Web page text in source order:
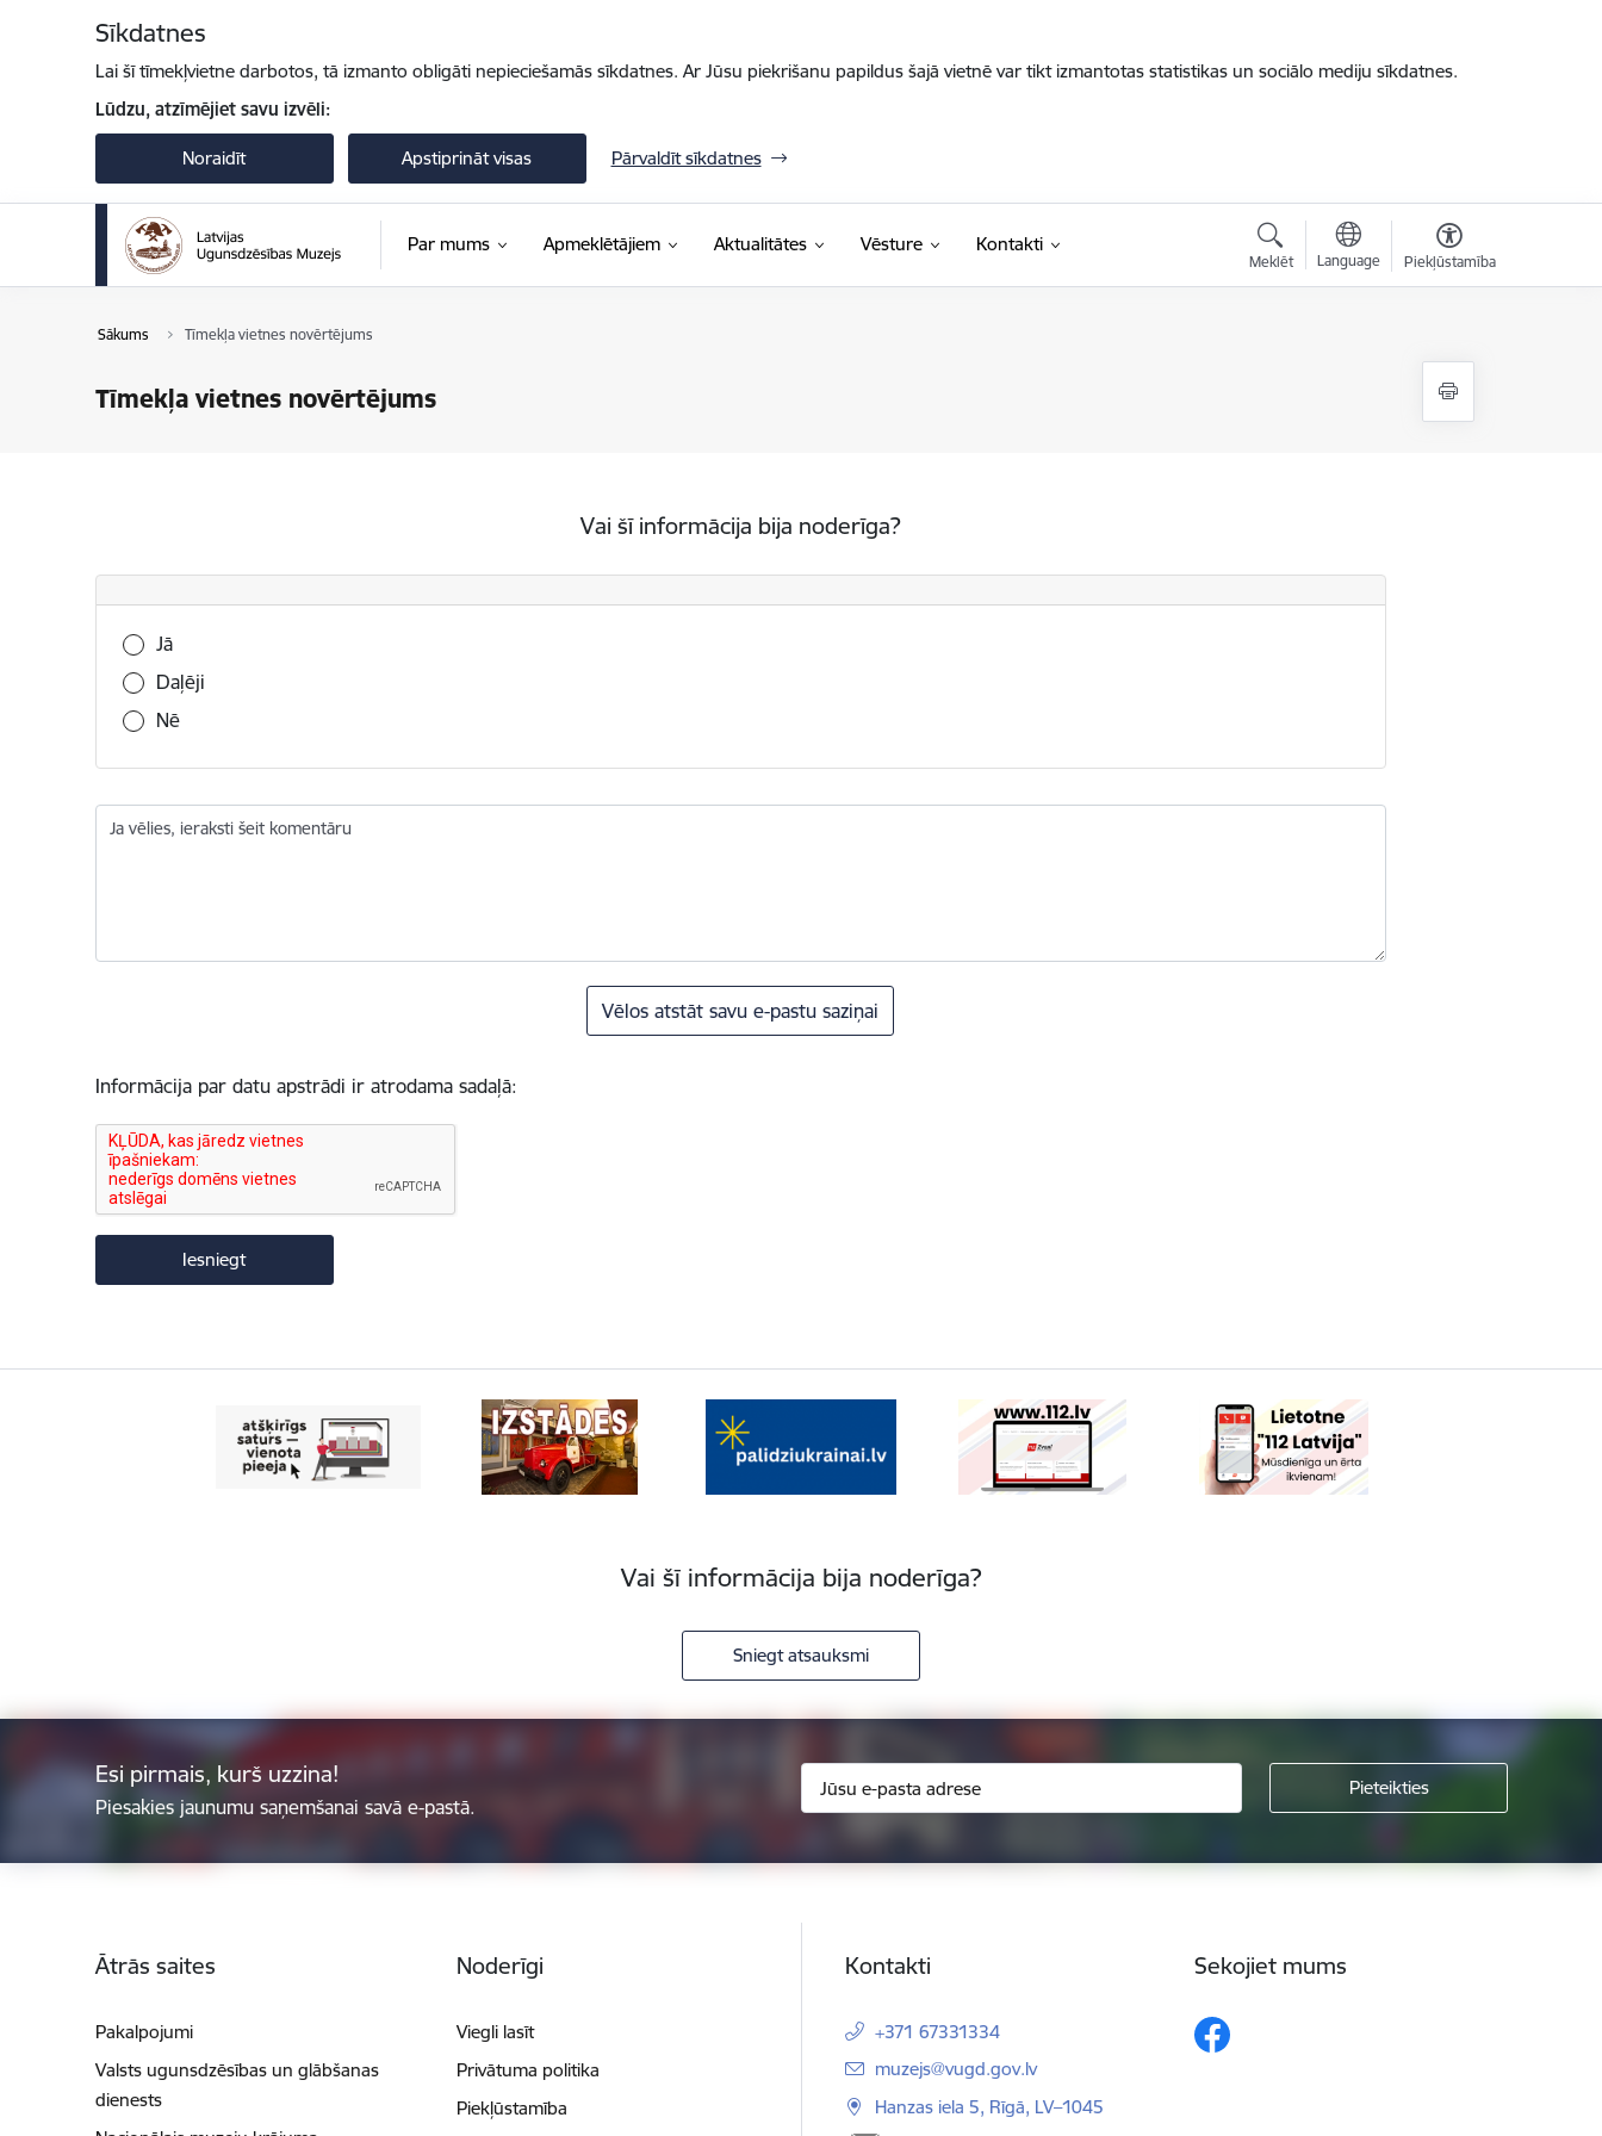
Sīkdatnes
Lai šī tīmekļvietne darbotos, tā izmanto obligāti nepieciešamās sīkdatnes. Ar Jūsu piekrišanu papildus šajā vietnē var tikt izmantotas statistikas un sociālo mediju sīkdatnes.
Lūdzu, atzīmējiet savu izvēli:
Noraidīt Apstiprināt visas Pārvaldīt sīkdatnes
Par mums Apmeklētājiem Aktualitātes Vēsture Kontakti
Meklēt Language Piekļūstamība
Sākums Tīmekļa vietnes novērtējums
Tīmekļa vietnes novērtējums
Vai šī informācija bija noderīga?
Vai šī informācija bija noderīga?
Jā
Daļēji
Nē
Ja vēlies, ieraksti šeit komentāru
Vēlos atstāt savu e-pastu saziņai
Informācija par datu apstrādi ir atrodama sadaļā:
Vai šī informācija bija noderīga?
Sniegt atsauksmi
Esi pirmais, kurš uzzina!
Piesakies jaunumu saņemšanai savā e-pastā.
Ātrās saites
Pakalpojumi
Valsts ugunsdzēsības un glābšanas
dienests
Noderīgi
Viegli lasīt
Privātuma politika
Piekļūstamība
Kontakti
+371 67331334
E-pasts:
muzejs@vugd.gov.lv
Hanzas iela 5, Rīgā, LV–1045
Sekojiet mums